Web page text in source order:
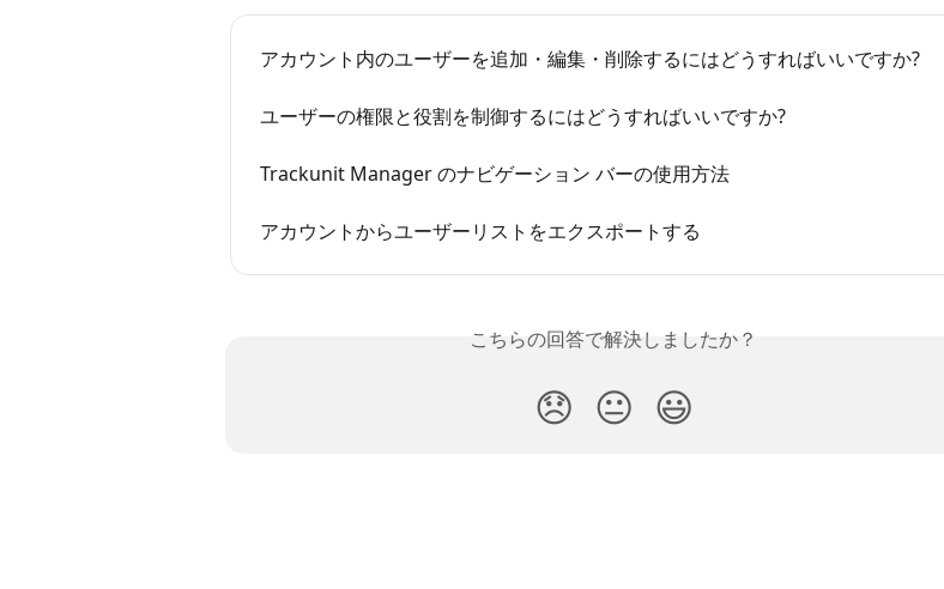
アカウント内のユーザーを追加・編集・削除するにはどうすればいいですか?
ユーザーの権限と役割を制御するにはどうすればいいですか?
Trackunit Manager のナビゲーション バーの使用方法
アカウントからユーザーリストをエクスポートする
こちらの回答で解決しましたか？
😞 😐 😃